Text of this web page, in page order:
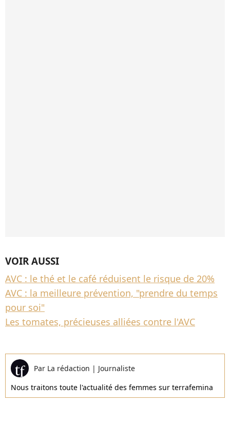
VOIR AUSSI
AVC : le thé et le café réduisent le risque de 20%
AVC : la meilleure prévention, "prendre du temps
pour soi"
Les tomates, précieuses alliées contre l'AVC
Par La rédaction | Journaliste
Nous traitons toute l'actualité des femmes sur terrafemina